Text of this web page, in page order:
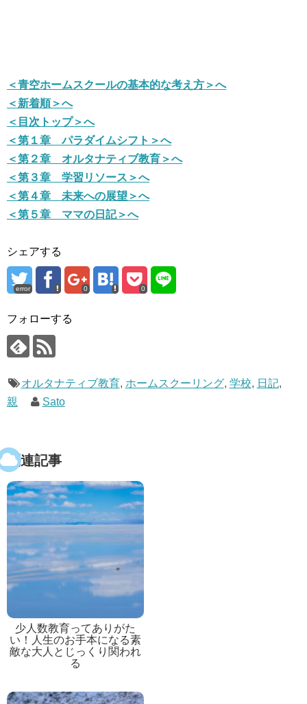
＜青空ホームスクールの基本的な考え方＞へ
＜新着順＞へ
＜目次トップ＞へ
＜第１章 パラダイムシフト＞へ
＜第２章 オルタナティブ教育＞へ
＜第３章 学習リソース＞へ
＜第４章 未来への展望＞へ
＜第５章 ママの日記＞へ
シェアする
error 0 0
フォローする
オルタナティブ教育, ホームスクーリング, 学校, 日記,
親
Sato
関連記事
少人数教育ってありがた
い！人生のお手本になる素
敵な大人とじっくり関われ
る